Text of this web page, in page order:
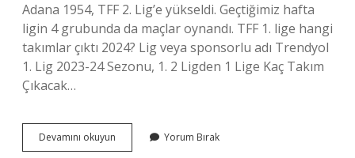
Adana 1954, TFF 2. Lig’e yükseldi. Geçtiğimiz hafta
ligin 4 grubunda da maçlar oynandı. TFF 1. lige hangi
takımlar çıktı 2024? Lig veya sponsorlu adı Trendyol
1. Lig 2023-24 Sezonu, 1. 2 Ligden 1 Lige Kaç Takım
Çıkacak…
Devamını okuyun
Ligden
Yorum Bırak